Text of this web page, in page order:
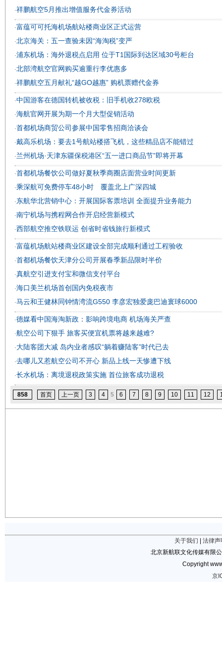
·祥鹏航空5月推出增值服务代金券活动
·富蕴可可托海机场航站楼商业区正式运营
·北京海关：五一查验未因“海淘税”变严
·浦东机场：海外退税点启用 位于T1国际到达区域30号柜台
·北部湾航空官网购买逾重行李优惠多
·祥鹏航空五月献礼“越GO越惠” 购机票赠代金券
·中国游客在德国转机被收税：旧手机收278欧税
·海航官网开展为期一个月大型促销活动
·首都机场商贸公司参展中国零售招商洽谈会
·戴高乐机场：要去1号航站楼搭飞机，这些精品店不能错过
·兰州机场·天津东疆保税港区“五一进口商品节”即将开幕
·首都机场餐饮公司做好夏秋季商圈店面营业时间更新
·乘深航可免费停车48小时 覆盖北上广深四城
·东航华北营销中心：开展国际客票培训 全面提升业务能力
·南宁机场与携程网合作开启经营新模式
·西部航空推空铁联运 创省时省钱旅行新模式
·富蕴机场航站楼商业区建设全部完成顺利通过工程验收
·首都机场餐饮天津分公司开展春季新品限时半价
·真航空引进支付宝和微信支付平台
·海口美兰机场首创国内免税夜市
·马云和王健林同钟情湾流G550 李彦宏独爱庞巴迪寰球6000
·德媒看中国海淘新政：影响跨境电商 机场海关严查
·航空公司下狠手 旅客买便宜机票将越来越难?
·大陆客团大减 岛内业者感叹“躺着赚陆客”时代已去
·去哪儿又惹航空公司不开心 新品上线一天惨遭下线
·长水机场：离境退税政策实施 首位旅客成功退税
858 首页 上一页 3 4 5 6 7 8 9 10 11 12
关于我们
法律声
北京新航联文化传媒有限
Copyright
京